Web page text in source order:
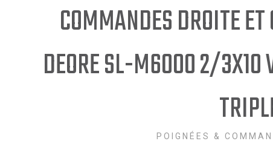
Vélos electriques
Vélos urbains & Fitness
COMMANDES DROITE
DEORE SL-M6000 2/3X10
POIGNÉES &